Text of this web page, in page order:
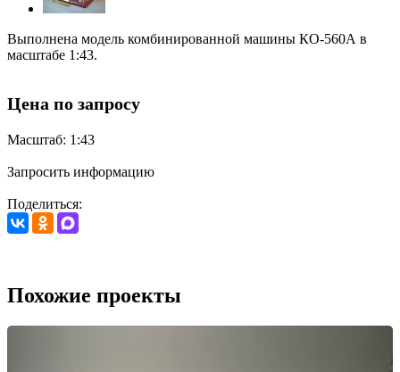
Выполнена модель комбинированной машины КО-560А в
масштабе 1:43.
Цена по запросу
Масштаб: 1:43
Запросить информацию
Поделиться:
Похожие проекты